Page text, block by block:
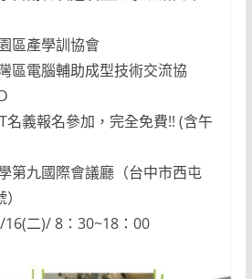
區產學訓協會
區電腦輔助成型技術交流協
名義報名參加，完全免費!! (含午
第九國際會議廳（台中市西屯
二)/ 8：30~18：00